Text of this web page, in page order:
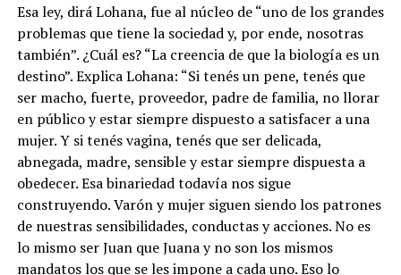
Esa ley, dirá Lohana, fue al núcleo de “uno de los grandes
problemas que tiene la sociedad y, por ende, nosotras
también”. ¿Cuál es? “La creencia de que la biología es un
destino”. Explica Lohana: “Si tenés un pene, tenés que
ser macho, fuerte, proveedor, padre de familia, no llorar
en público y estar siempre dispuesto a satisfacer a una
mujer. Y si tenés vagina, tenés que ser delicada,
abnegada, madre, sensible y estar siempre dispuesta a
obedecer. Esa binariedad todavía nos sigue
construyendo. Varón y mujer siguen siendo los patrones
de nuestras sensibilidades, conductas y acciones. No es
lo mismo ser Juan que Juana y no son los mismos
mandatos los que se les impone a cada uno. Eso lo